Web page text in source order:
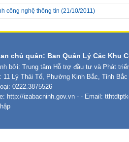
công nghệ thông tin (21/10/2011)
chủ quản: Ban Quản Lý Các Khu
bởi: Trung tâm Hỗ trợ đầu tư và Phát
11 Lý Thái Tổ, Phường Kinh Bắc, Tỉnh Bắc
0222.3875526
http://izabacninh.gov.vn - - Email: